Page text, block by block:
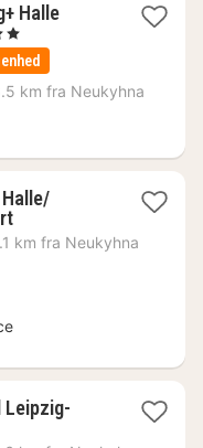
Halle
km fra Neukyhna
Halle/
1
nat
km fra Neukyhna
Leipzig-